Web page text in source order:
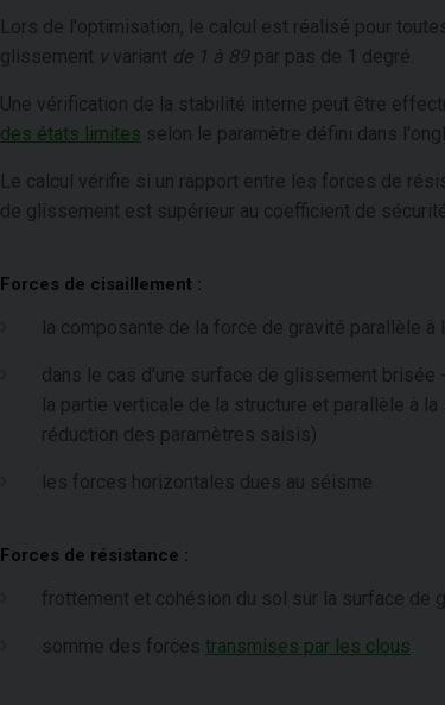
Lors de l'optimisation, le calcul est réalisé pour
glissement ν variant de 1 à 89 par pas de 1 degré.
Une vérification de la stabilité interne peut être
des états limites selon le paramètre défini dans
Le calcul vérifie si un rapport entre les forces de
de glissement est supérieur au coefficient de
Forces de cisaillement :
la composante de la force de gravité parallèle
dans le cas d'une surface de glissement
la partie verticale de la structure et parallèle à
réduction des paramètres saisis)
les forces horizontales dues au séisme
Forces de résistance :
frottement et cohésion du sol sur la surface de
somme des forces transmises par les clous